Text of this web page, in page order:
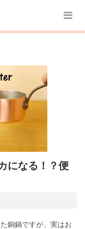
になる！？便
銅鍋ですが、実はお